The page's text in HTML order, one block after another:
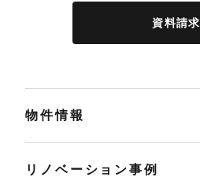
資料請求
物件情報
リノベーション事例